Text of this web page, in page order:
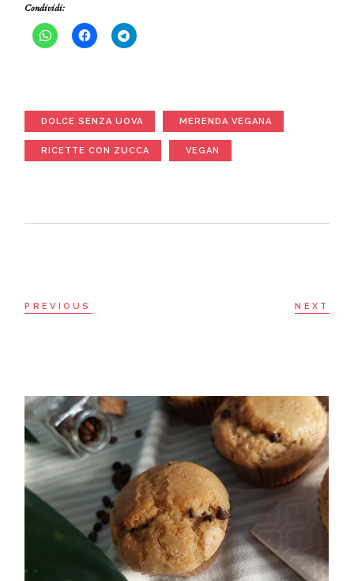
Condividi:
DOLCE SENZA UOVA MERENDA VEGANA
RICETTE CON ZUCCA VEGAN
PREVIOUS NEXT